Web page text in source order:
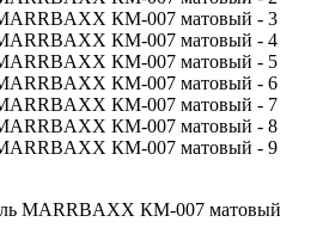
MARRBAXX КМ-007 матовый